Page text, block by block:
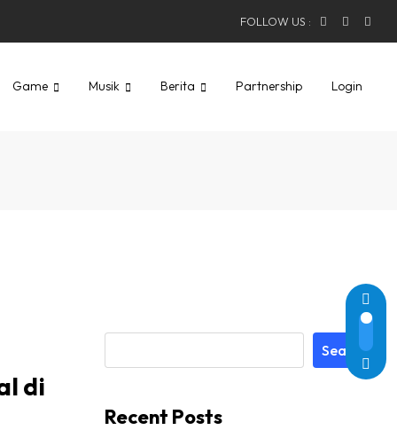
FOLLOW US :
Game Musik Berita Partnership Login
di
Search
Recent Posts